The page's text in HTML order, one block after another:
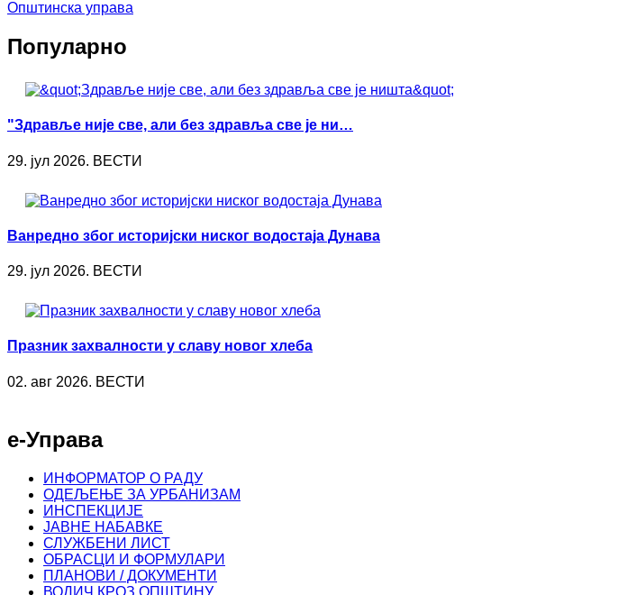
Општинска управа
Популарно
"Здравље није све, али без здравља све је ни…
29. јул 2026. ВЕСТИ
Ванредно због историјски ниског водостаја Дунава
29. јул 2026. ВЕСТИ
Празник захвалности у славу новог хлеба
02. авг 2026. ВЕСТИ
е-Управа
ИНФОРМАТОР О РАДУ
ОДЕЉЕЊЕ ЗА УРБАНИЗАМ
ИНСПЕКЦИЈЕ
ЈАВНЕ НАБАВКЕ
СЛУЖБЕНИ ЛИСТ
ОБРАСЦИ И ФОРМУЛАРИ
ПЛАНОВИ / ДОКУМЕНТИ
ВОДИЧ КРОЗ ОПШТИНУ